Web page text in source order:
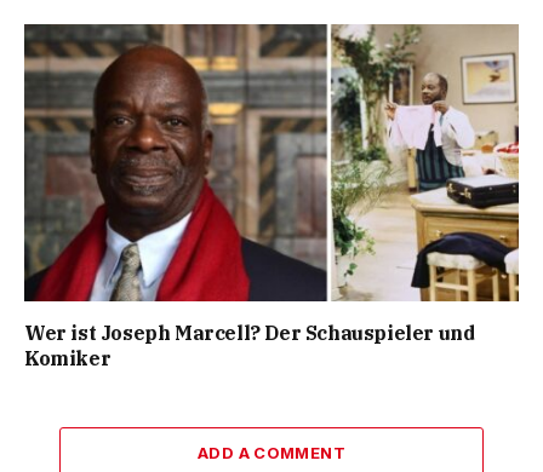
Wer ist Joseph Marcell? Der Schauspieler und
Komiker
ADD A COMMENT